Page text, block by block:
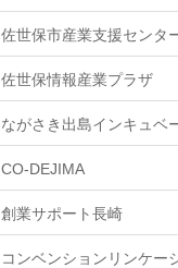
佐世保市産業支援センタ
佐世保情報産業プラザ
ながさき出島インキュベ
CO-DEJIMA
創業サポート長崎
コンベンションリンケー